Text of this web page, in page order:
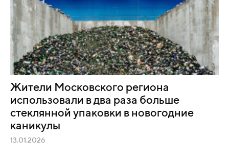
Жители Московского региона
использовали в два раза больше
стеклянной упаковки в новогодние
каникулы
13.01.2026